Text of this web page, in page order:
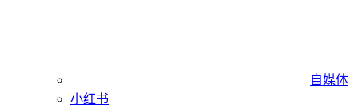
自媒体
小红书